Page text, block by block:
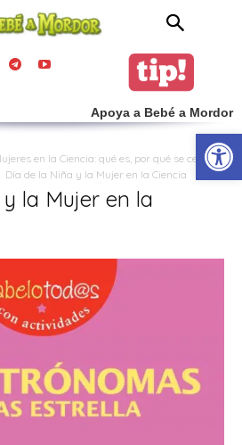
Apoya a Bebé a Mordor
en la Ciencia: qué es, por qué se celebra
Día de la Niña y la Mujer en la Ciencia
la Mujer en la